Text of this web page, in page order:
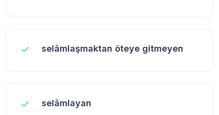
selâmlaşmaktan öteye gitmeyen
selâmlayan